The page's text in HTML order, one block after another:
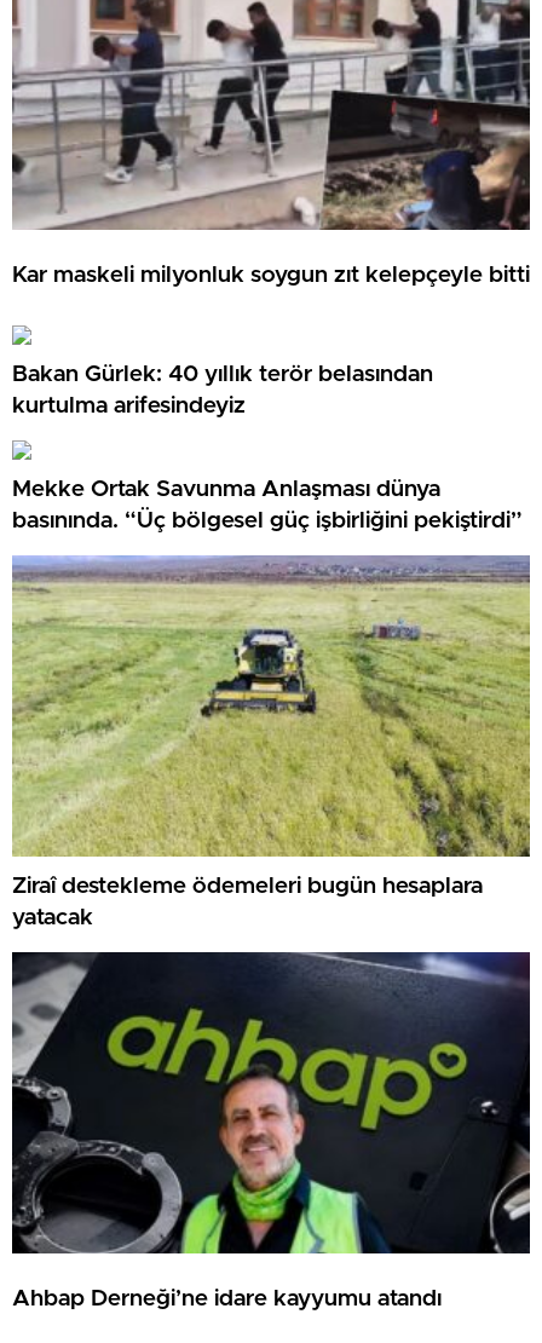
Kar maskeli milyonluk soygun zıt kelepçeyle bitti
Bakan Gürlek: 40 yıllık terör belasından
kurtulma arifesindeyiz
Mekke Ortak Savunma Anlaşması dünya
basınında. “Üç bölgesel güç işbirliğini pekiştirdi”
Ziraî destekleme ödemeleri bugün hesaplara
yatacak
Ahbap Derneği’ne idare kayyumu atandı